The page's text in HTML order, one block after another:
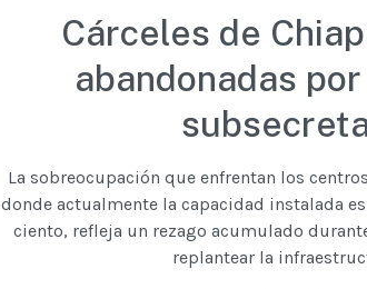
Cárceles de
abandonadas
La sobreocupación que enfrentan los
donde actualmente la capacidad instalada
ciento, refleja un rezago acumulado
replantear la